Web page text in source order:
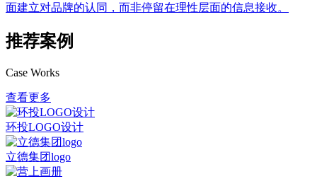
面建立对品牌的认同，而非停留在理性层面的信息接收。
推荐案例
Case Works
查看更多
环投LOGO设计
立德集团logo